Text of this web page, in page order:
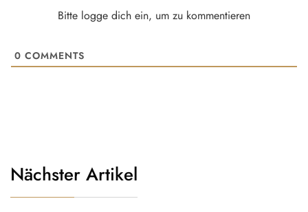
Bitte logge dich ein, um zu kommentieren
0 COMMENTS
Nächster Artikel